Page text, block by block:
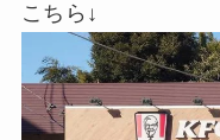
こちら↓